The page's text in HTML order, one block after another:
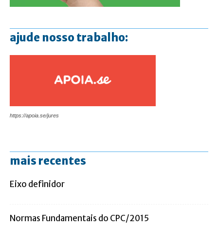
ajude nosso trabalho:
https://apoia.se/jures
mais recentes
Eixo definidor
Normas Fundamentais do CPC/2015